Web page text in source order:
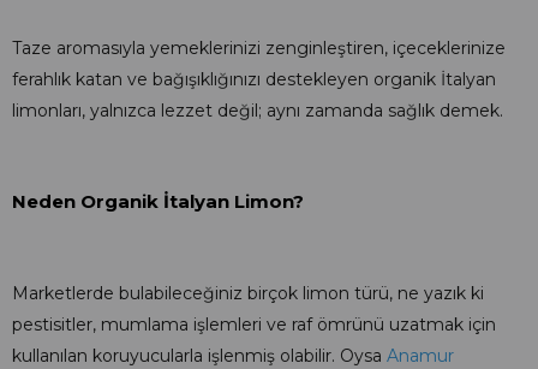
Taze aromasıyla yemeklerinizi zenginleştiren, içeceklerinize
ferahlık katan ve bağışıklığınızı destekleyen organik İtalyan
limonları, yalnızca lezzet değil; aynı zamanda sağlık demek.
Neden Organik İtalyan Limon?
Marketlerde bulabileceğiniz birçok limon türü, ne yazık ki
pestisitler, mumlama işlemleri ve raf ömrünü uzatmak için
kullanılan koruyucularla işlenmiş olabilir. Oysa Anamur